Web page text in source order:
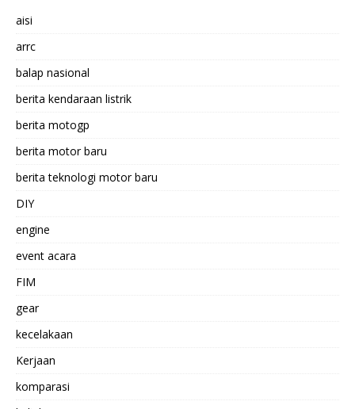
aisi
arrc
balap nasional
berita kendaraan listrik
berita motogp
berita motor baru
berita teknologi motor baru
DIY
engine
event acara
FIM
gear
kecelakaan
Kerjaan
komparasi